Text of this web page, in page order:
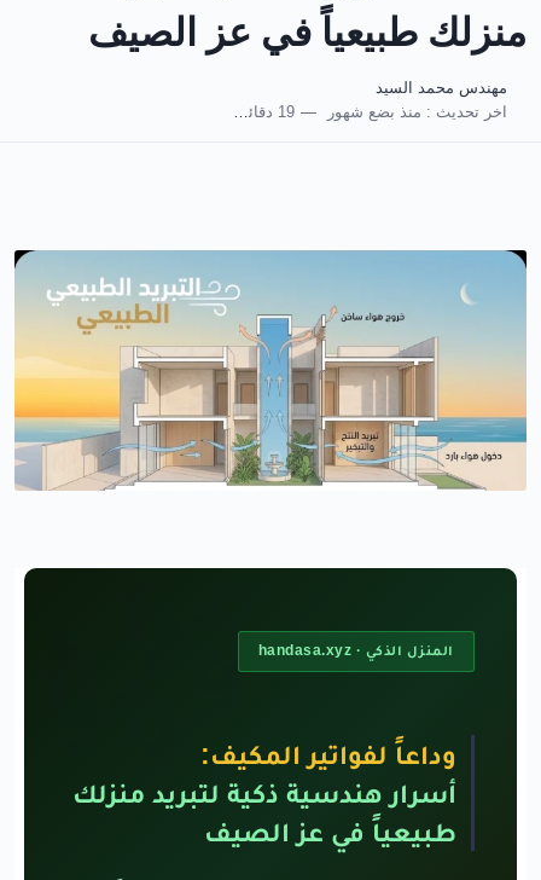
منزلك طبيعياً في عز الصيف
مهندس محمد السيد
اخر تحديث : منذ بضع شهور 19 دقائق للقراءة
المنزل الذكي · handasa.xyz
وداعاً لفواتير المكيف:
أسرار هندسية ذكية لتبريد منزلك
طبيعياً في عز الصيف